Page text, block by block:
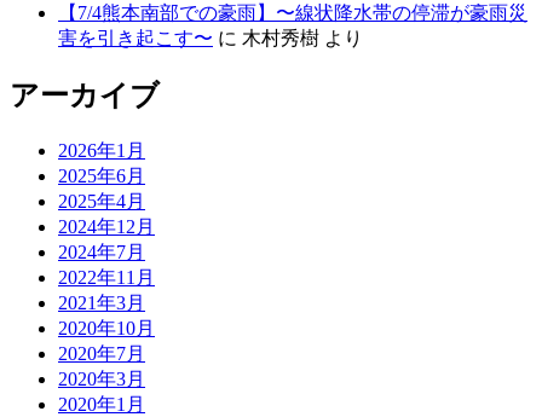
【7/4熊本南部での豪雨】〜線状降水帯の停滞が豪雨災
害を引き起こす〜 に 木村秀樹 より
アーカイブ
2026年1月
2025年6月
2025年4月
2024年12月
2024年7月
2022年11月
2021年3月
2020年10月
2020年7月
2020年3月
2020年1月